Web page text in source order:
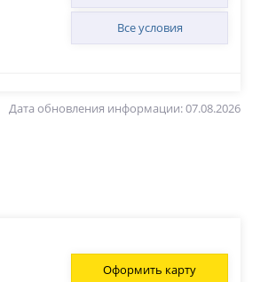
Все условия
Дата обновления информации: 07.08.2026
Оформить карту